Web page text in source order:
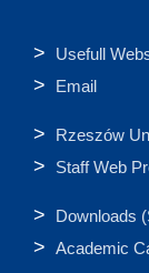
Usefull
Email
Rzeszów
Staff Web
Downloads
Academic